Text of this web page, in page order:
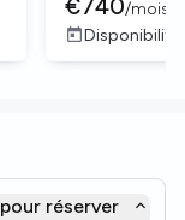
€740/mois
Disponibilité
réserver